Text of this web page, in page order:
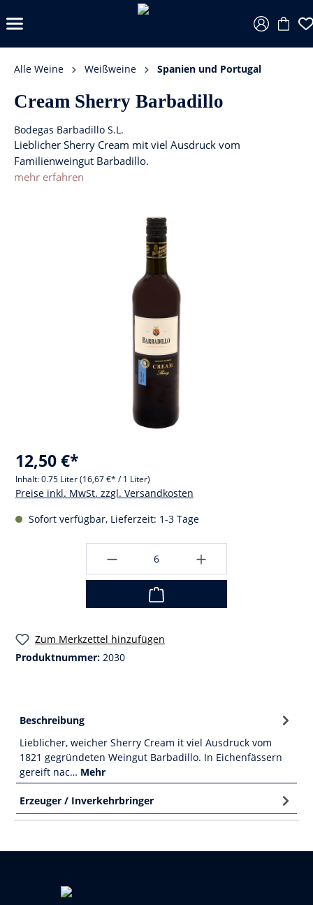
Alle Weine Weißweine Spanien und Portugal
Cream Sherry Barbadillo
Bodegas Barbadillo S.L.
Lieblicher Sherry Cream mit viel Ausdruck vom
Familienweingut Barbadillo.
mehr erfahren
12,50 €*
Inhalt:0.75 Liter(16,67 €* / 1 Liter)
Preise inkl. MwSt. zzgl. Versandkosten
Sofort verfügbar, Lieferzeit: 1-3 Tage
Zum Merkzettel hinzufügen
Produktnummer: 2030
Beschreibung
Lieblicher, weicher Sherry Cream it viel Ausdruck vom
1821 gegründeten Weingut Barbadillo. In Eichenfässern
gereift nac… Mehr
Erzeuger / Inverkehrbringer